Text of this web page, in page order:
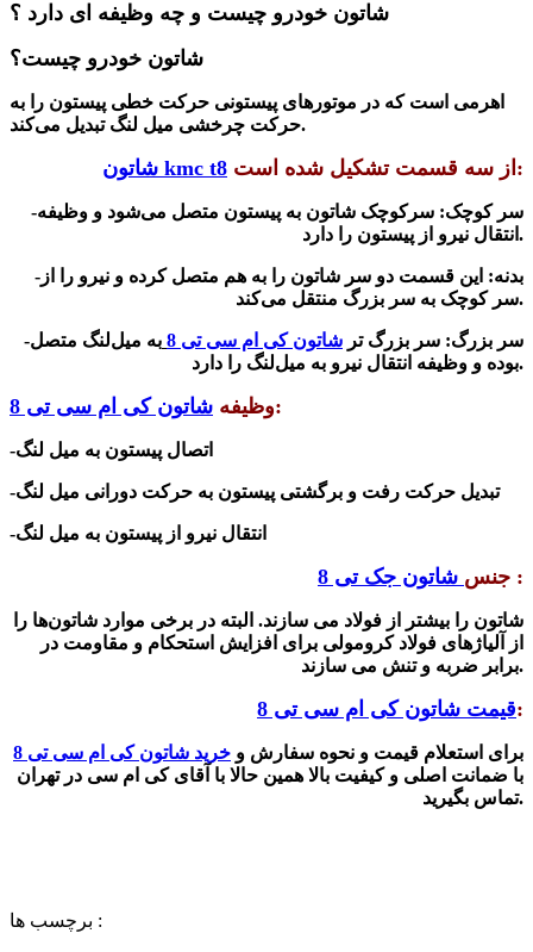
شاتون خودرو چیست و چه وظیفه ای دارد ؟
شاتون خودرو چیست؟
اهرمی است که در موتورهای پیستونی حرکت خطی پیستون را به
حرکت چرخشی میل لنگ تبدیل می‌کند.
شاتون kmc t8 از سه قسمت تشکیل شده است:
-سر کوچک: سرکوچک شاتون به پیستون متصل می‌شود و وظیفه
انتقال نیرو از پیستون را دارد.
-بدنه: این قسمت دو سر شاتون را به هم متصل کرده و نیرو را از
سر کوچک به سر بزرگ منتقل می‌کند.
-سر بزرگ: سر بزرگ تر شاتون کی ام سی تی 8
به میل‌لنگ متصل
بوده و وظیفه انتقال نیرو به میل‌لنگ را دارد.
وظیفه شاتون کی ام سی تی 8 :
-اتصال پیستون به میل لنگ
-تبدیل حرکت رفت و برگشتی پیستون به حرکت دورانی میل لنگ
-انتقال نیرو از پیستون به میل لنگ
جنس شاتون جک تی 8 :
شاتون را بیشتر از فولاد می سازند. البته در برخی موارد شاتون‌ها را
از آلیاژهای فولاد کرومولی برای افزایش استحکام و مقاومت در
برابر ضربه و تنش می سازند.
قیمت شاتون کی ام سی تی 8:
برای استعلام قیمت و نحوه سفارش و خرید شاتون کی ام سی تی 8
با ضمانت اصلی و کیفیت بالا همین حالا با آقای کی ام سی در تهران
تماس بگیرید.
برچسب ها :